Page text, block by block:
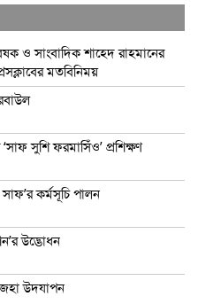
ও সাংবাদিক শাহেদ রাহমানের
মতবিনিময়
‘সাফ সুশি ফরমাসিঁও’ প্রশিক্ষণ
কর্মসূচি পালন
উদ্ভোধন
উদযাপন